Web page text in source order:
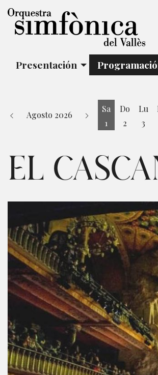
Presentación
Agosto 2026
Sa
1
Do
2
Lu
3
EL